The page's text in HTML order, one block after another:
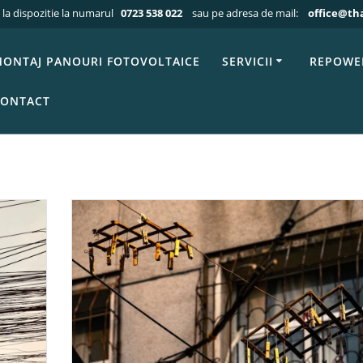
la dispozitie la numarul 0723 538 022 sau pe adresa de mail:
PANOURI FOTOVOLTAICE SERVICII
Acasa»Blog
Blog